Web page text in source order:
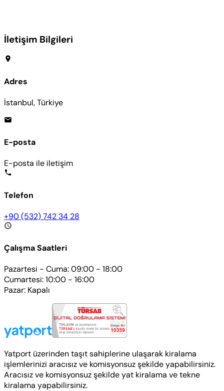
İletişim Bilgileri
Adres
İstanbul, Türkiye
E-posta
E-posta ile iletişim
Telefon
+90 (532) 742 34 28
Çalışma Saatleri
Pazartesi - Cuma: 09:00 - 18:00
Cumartesi: 10:00 - 16:00
Pazar: Kapalı
Yatport üzerinden taşıt sahiplerine ulaşarak kiralama
işlemlerinizi aracısız ve komisyonsuz şekilde yapabilirsiniz.
Aracısız ve komisyonsuz şekilde yat kiralama ve tekne
kiralama yapabilirsiniz.